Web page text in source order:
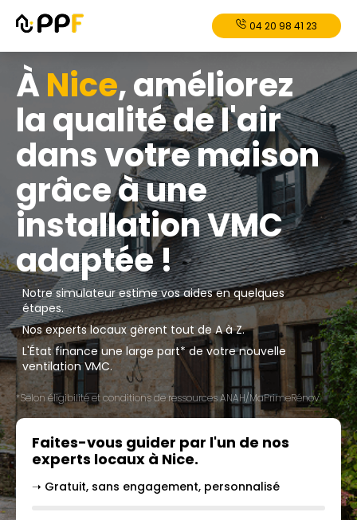
04 20 98 41 23
ÀNice, améliorez
la qualité de l'air
dans votre maison
grâce à une
installation VMC
adaptée !
Notre simulateur estime vos aides en quelques
étapes.
Nos experts locaux gèrent tout de A à Z.
L'État finance une large part* de votre nouvelle
ventilation VMC.
*Selon éligibilité et conditions de ressources ANAH/MaPrimeRénov'.
Faites-vous guider par l'un de nos
experts locaux à Nice.
➝ Gratuit, sans engagement, personnalisé